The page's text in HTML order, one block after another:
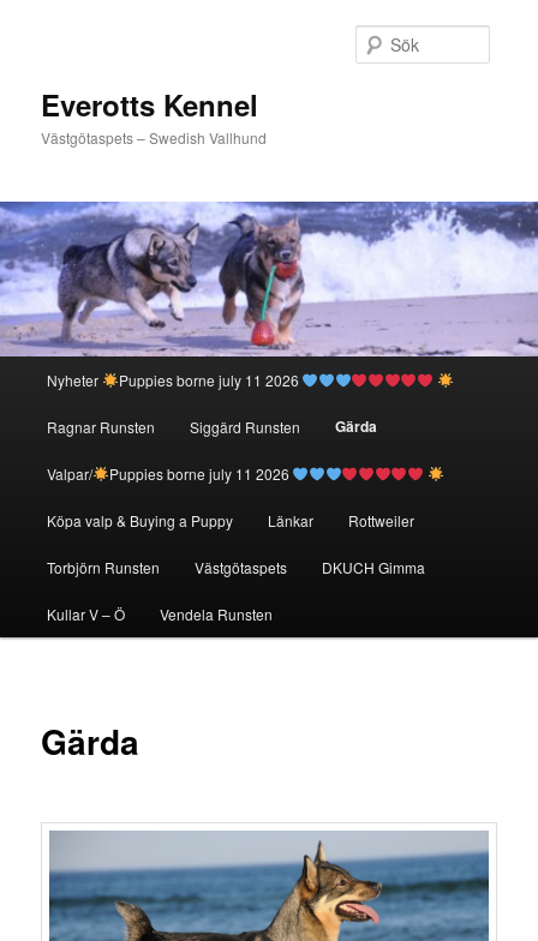
Everotts Kennel
Västgötaspets – Swedish Vallhund
Nyheter Puppies borne july 11 2026
Ragnar Runsten Siggärd Runsten Gärda
Valpar/ Puppies borne july 11 2026
Köpa valp & Buying a Puppy Länkar Rottweiler
Torbjörn Runsten Västgötaspets DKUCH Gimma
Kullar V – Ö Vendela Runsten
Gärda